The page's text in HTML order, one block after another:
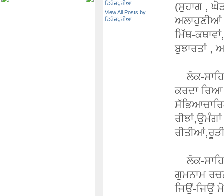
ਫ਼ਿਰੋਜ਼ਪੁਰੀਆ
View All Posts by
ਫ਼ਿਰੋਜ਼ਪੁਰੀਆ
(ਸੁਹਾਗ ,
ਅਲਾਹੁਣੀਆਂ
ਮਿੱਥ-
ਬੁਝਾਰਤਾਂ ,
ਲੋਕ-
ਕਰਦਾ
ਲੋਕ-
ਗੁਮਨਾਮ
ਜਿਉਂ-ਜਿਉਂ